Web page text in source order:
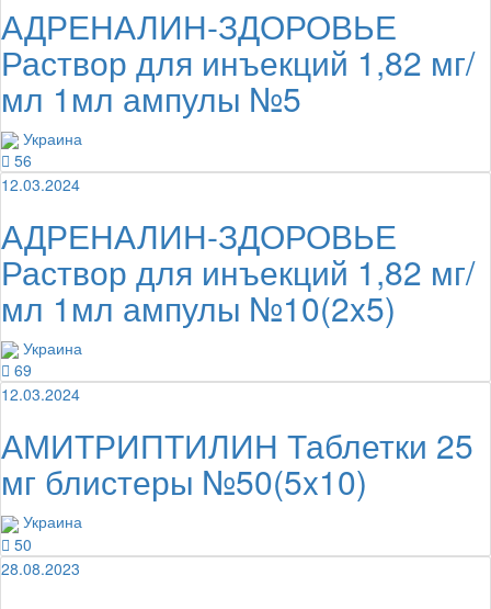
АДРЕНАЛИН-ЗДОРОВЬЕ
Раствор для инъекций 1,82 мг/
мл 1мл ампулы №5
Украина
56
12.03.2024
АДРЕНАЛИН-ЗДОРОВЬЕ
Раствор для инъекций 1,82 мг/
мл 1мл ампулы №10(2x5)
Украина
69
12.03.2024
АМИТРИПТИЛИН Таблетки 25
мг блистеры №50(5x10)
Украина
50
28.08.2023